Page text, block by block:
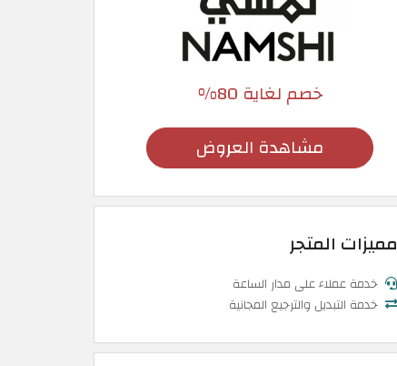
خصم لغاية 80%
مشاهدة العروض
مميزات المتجر
خدمة عملاء على مدار الساعة
خدمة التبديل والترجيع المجانية